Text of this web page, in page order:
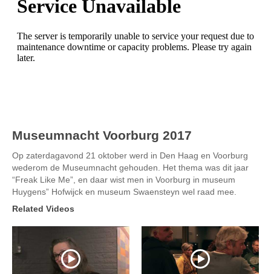
Museumnacht Voorburg 2017
Op zaterdagavond 21 oktober werd in Den Haag en Voorburg
wederom de Museumnacht gehouden. Het thema was dit jaar
“Freak Like Me”, en daar wist men in Voorburg in museum
Huygens” Hofwijck en museum Swaensteyn wel raad mee.
Related Videos